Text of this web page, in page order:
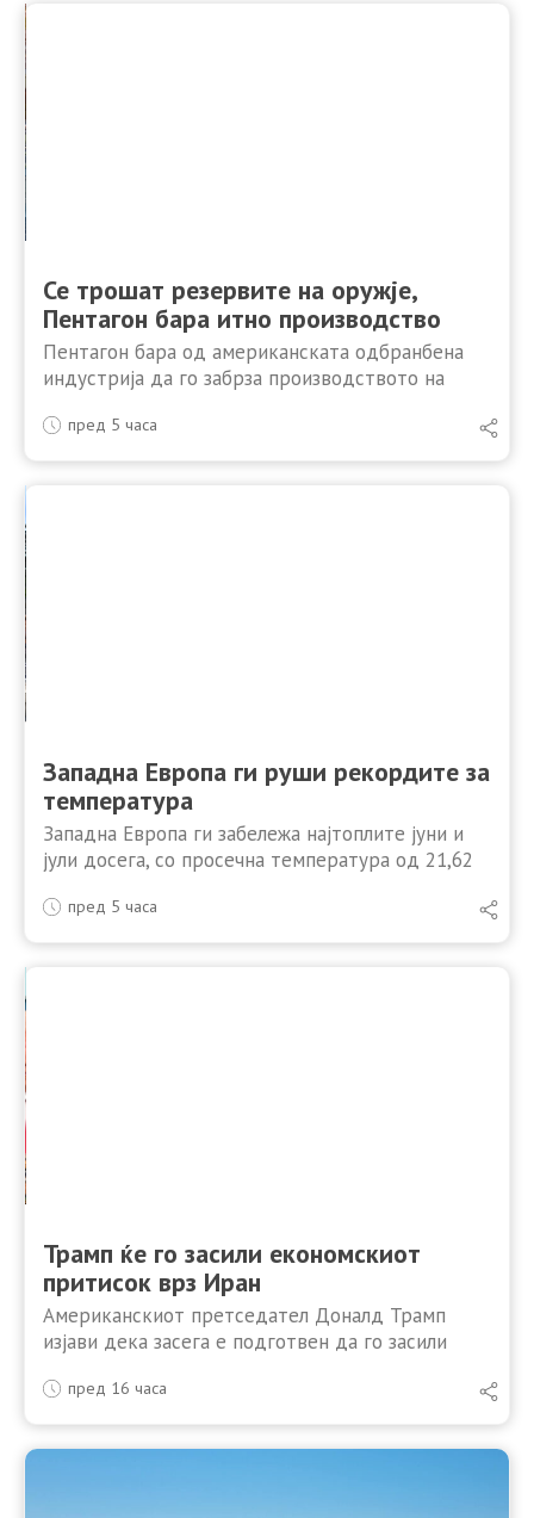
Се трошат резервите на оружје,
Пентагон бара итно производство
Пентагон бара од американската одбранбена
индустрија да го забрза производството на
што се исцрпени, делумно поради конфликтот со
Иран. Портпаролот на Пентагон, …
пред 5 часа
Западна Европа ги руши рекордите за
температура
Западна Европа ги забележа најтоплите јуни и
јули досега, со просечна температура од 21,62
повисоко од просекот за периодот од 1991 до
2020 …
пред 5 часа
Трамп ќе го засили економскиот
притисок врз Иран
Американскиот претседател Доналд Трамп
изјави дека засега е подготвен да го засили
нареди нова голема воена офанзива. Тој рече
дека преговорите меѓу Вашингтон и …
пред 16 часа